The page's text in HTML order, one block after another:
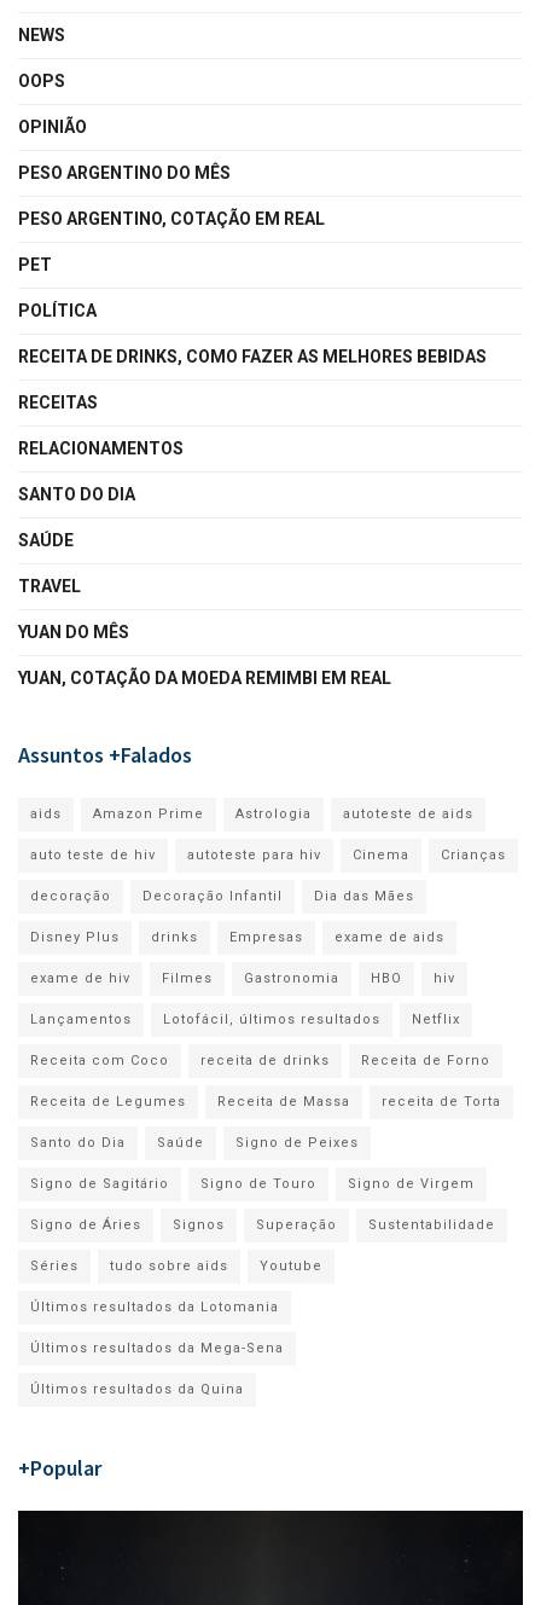
NEWS
OOPS
OPINIÃO
PESO ARGENTINO DO MÊS
PESO ARGENTINO, COTAÇÃO EM REAL
PET
POLÍTICA
RECEITA DE DRINKS, COMO FAZER AS MELHORES BEBIDAS
RECEITAS
RELACIONAMENTOS
SANTO DO DIA
SAÚDE
TRAVEL
YUAN DO MÊS
YUAN, COTAÇÃO DA MOEDA REMIMBI EM REAL
Assuntos +Falados
aids Amazon Prime Astrologia autoteste de aids
auto teste de hiv autoteste para hiv Cinema Crianças
decoração Decoração Infantil Dia das Mães
Disney Plus drinks Empresas exame de aids
exame de hiv Filmes Gastronomia HBO hiv
Lançamentos Lotofácil, últimos resultados Netflix
Receita com Coco receita de drinks Receita de Forno
Receita de Legumes Receita de Massa receita de Torta
Santo do Dia Saúde Signo de Peixes
Signo de Sagitário Signo de Touro Signo de Virgem
Signo de Áries Signos Superação Sustentabilidade
Séries tudo sobre aids Youtube
Últimos resultados da Lotomania
Últimos resultados da Mega-Sena
Últimos resultados da Quina
+Popular